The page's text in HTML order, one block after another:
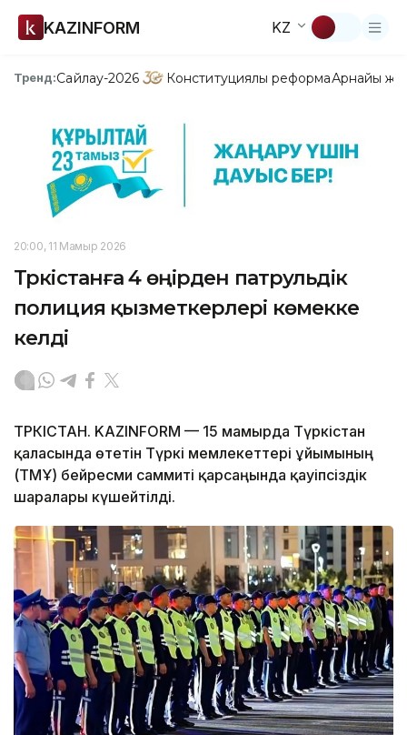
KAZINFORM KZ
Тренд:Сайлау-2026 Конституциялық реформаАрнайы
20:00, 11 Мамыр 2026
Түркістанға 4 өңірден патрульдік
полиция қызметкерлері көмекке
келді
ТҮРКІСТАН. KAZINFORM — 15 мамырда Түркістан
қаласында өтетін Түркі мемлекеттері ұйымының
(ТМҰ) бейресми саммиті қарсаңында қауіпсіздік
шаралары күшейтілді.